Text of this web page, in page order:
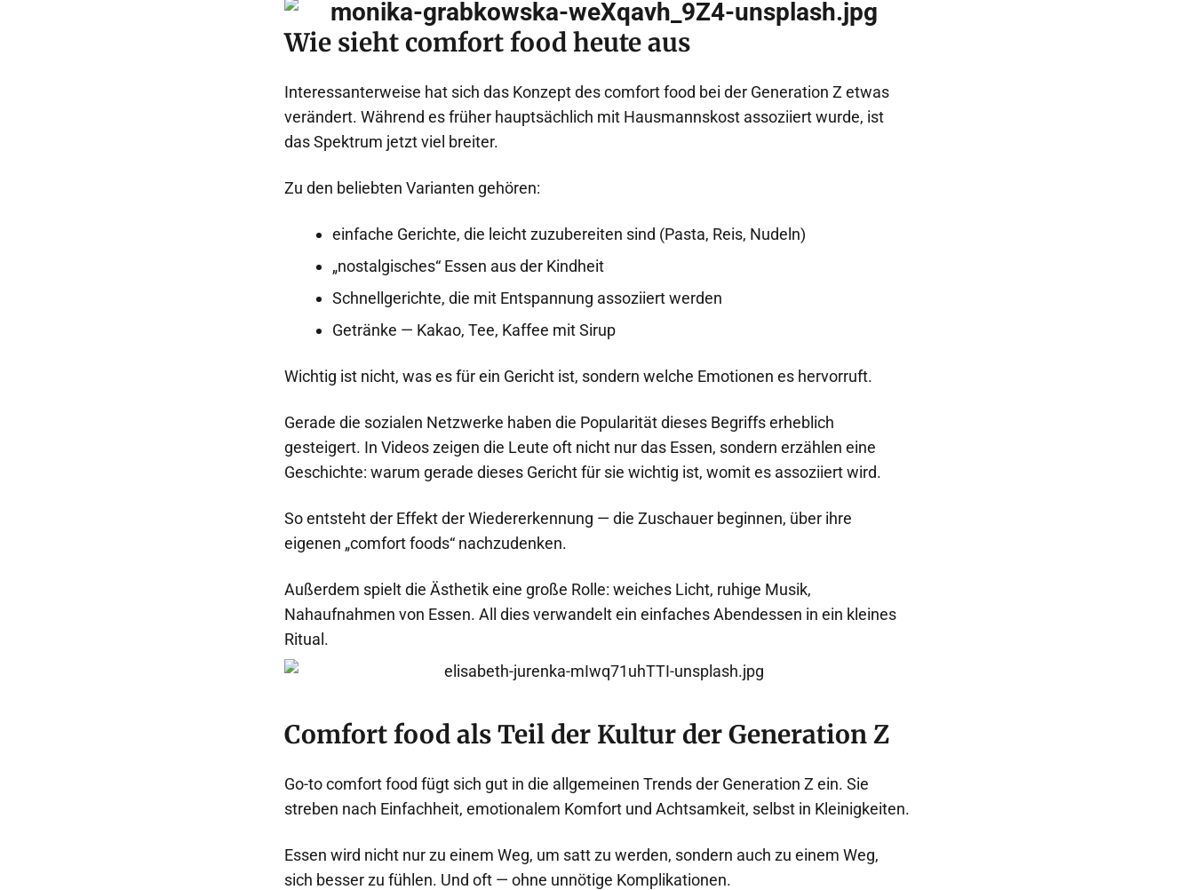
Wie sieht comfort food heute aus
Interessanterweise hat sich das Konzept des comfort food bei der Generation Z etwas
verändert. Während es früher hauptsächlich mit Hausmannskost assoziiert wurde, ist
das Spektrum jetzt viel breiter.
Zu den beliebten Varianten gehören:
einfache Gerichte, die leicht zuzubereiten sind (Pasta, Reis, Nudeln)
„nostalgisches“ Essen aus der Kindheit
Schnellgerichte, die mit Entspannung assoziiert werden
Getränke — Kakao, Tee, Kaffee mit Sirup
Wichtig ist nicht, was es für ein Gericht ist, sondern welche Emotionen es hervorruft.
Gerade die sozialen Netzwerke haben die Popularität dieses Begriffs erheblich
gesteigert. In Videos zeigen die Leute oft nicht nur das Essen, sondern erzählen eine
Geschichte: warum gerade dieses Gericht für sie wichtig ist, womit es assoziiert wird.
So entsteht der Effekt der Wiedererkennung — die Zuschauer beginnen, über ihre
eigenen „comfort foods“ nachzudenken.
Außerdem spielt die Ästhetik eine große Rolle: weiches Licht, ruhige Musik,
Nahaufnahmen von Essen. All dies verwandelt ein einfaches Abendessen in ein kleines
Ritual.
Comfort food als Teil der Kultur der Generation Z
Go-to comfort food fügt sich gut in die allgemeinen Trends der Generation Z ein. Sie
streben nach Einfachheit, emotionalem Komfort und Achtsamkeit, selbst in Kleinigkeiten.
Essen wird nicht nur zu einem Weg, um satt zu werden, sondern auch zu einem Weg,
sich besser zu fühlen. Und oft — ohne unnötige Komplikationen.